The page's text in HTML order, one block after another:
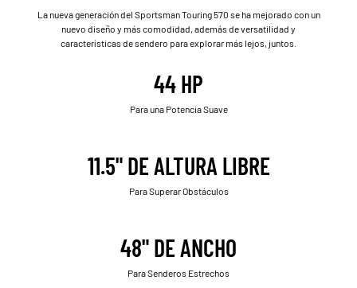
La nueva generación del Sportsman Touring 570 se ha mejorado con un
nuevo diseño y más comodidad, además de versatilidad y
características de sendero para explorar más lejos, juntos.
44 HP
Para una Potencia Suave
11.5" DE ALTURA LIBRE
Para Superar Obstáculos
48" DE ANCHO
Para Senderos Estrechos